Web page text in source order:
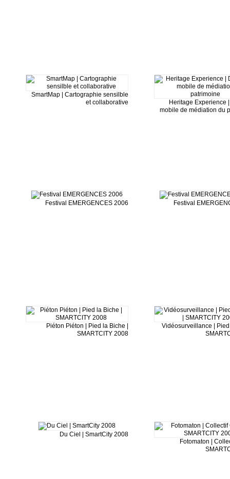
SmartMap | Cartographie sensilble
et collaborative
Heritage Experience
mobile de médiation du
Festival EMERGENCES 2006 Festival
Piéton Piéton | Pied la Biche |
SMARTCITY 2008
Vidéosurveillance |
Du Ciel | SmartCity 2008
Fotomaton |